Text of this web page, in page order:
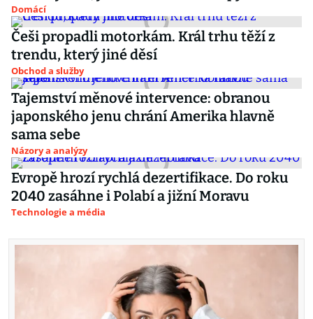
Domácí
Češi propadli motorkám. Král trhu těží z
trendu, který jiné děsí
Obchod a služby
Tajemství měnové intervence: obranou
japonského jenu chrání Amerika hlavně
sama sebe
Názory a analýzy
Evropě hrozí rychlá dezertifikace. Do roku
2040 zasáhne i Polabí a jižní Moravu
Technologie a média